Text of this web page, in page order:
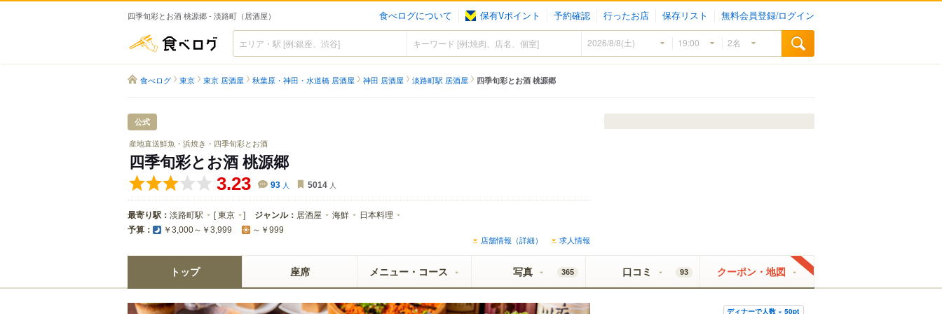
四季旬彩とお酒 桃源郷 - 淡路町（居酒屋） 食べログについて 保有Vポイント 予約確認 行ったお店 保存リスト 無料会員登録/ログイン
食べログ
食べログ 東京 東京 居酒屋 秋葉原・神田・水道橋 居酒屋 神田 居酒屋 淡路町駅 居酒屋 四季旬彩とお酒 桃源郷
公式
産地直送鮮魚・浜焼き・四季旬彩とお酒
四季旬彩とお酒 桃源郷
3.23 93 人 5014 人
最寄り駅： 淡路町駅 [東京 ] ジャンル： 居酒屋 海鮮 日本料理
予算： ￥3,000～￥3,999 ～￥999
店舗情報（詳細） 求人情報
トップ 座席 メニュー・コース 写真 365 口コミ 93 クーポン・地図
ディナーで人数 × 50pt